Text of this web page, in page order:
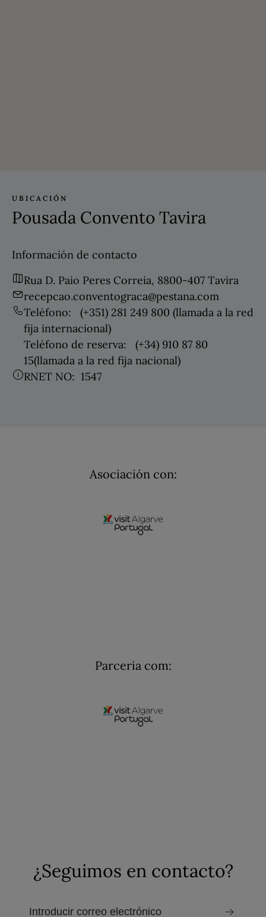
UBICACIÓN
Pousada Convento Tavira
Información de contacto
Rua D. Paio Peres Correia, 8800-407 Tavira
recepcao.conventograca@pestana.com
Teléfono:
(+351) 281 249 800 (llamada a la red
fija internacional)
Teléfono de reserva:
(+34) 910 87 80
15(llamada a la red fija nacional)
RNET NO: 1547
Asociación con:
Parceria com:
¿Seguimos en contacto?
correo electrónico para recibir el boletín